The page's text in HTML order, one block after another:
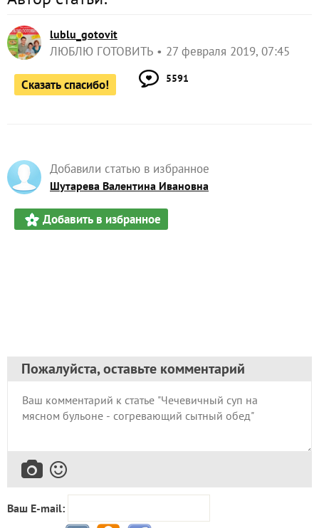
lublu_gotovit
ЛЮБЛЮ ГОТОВИТЬ 27 февраля 2019, 07:45
Сказать спасибо! 5591
Добавили статью в избранное
Шутарева Валентина Ивановна
Добавить в избранное
Пожалуйста, оставьте комментарий
Ваш E-mail: